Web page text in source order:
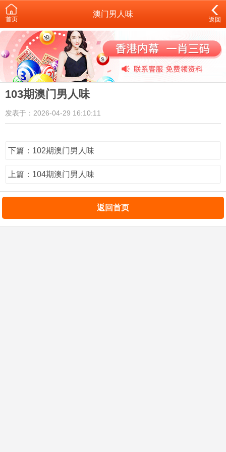
首页
澳门男人味
返回
103期澳门男人味
发表于：2026-04-29 16:10:11
下篇：102期澳门男人味
上篇：104期澳门男人味
返回首页